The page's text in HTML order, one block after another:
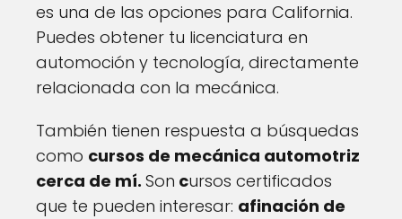
es una de las opciones para California.
Puedes obtener tu licenciatura en
automoción y tecnología, directamente
relacionada con la mecánica.
También tienen respuesta a búsquedas
como cursos de mecánica automotriz
cerca de mí. Son cursos certificados
que te pueden interesar: afinación de